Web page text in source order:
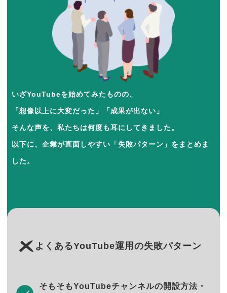
いざYouTubeを始めてみたものの、
「想像以上に大変だった」「成果が出ない」
そんな声を、私たちは何度も耳にしてきました。
以下に、企業が直面しやすい「失敗パターン」をまとめま
した。
よくあるYouTube運用の失敗パターン
そもそもYouTubeチャンネルの開設方法・